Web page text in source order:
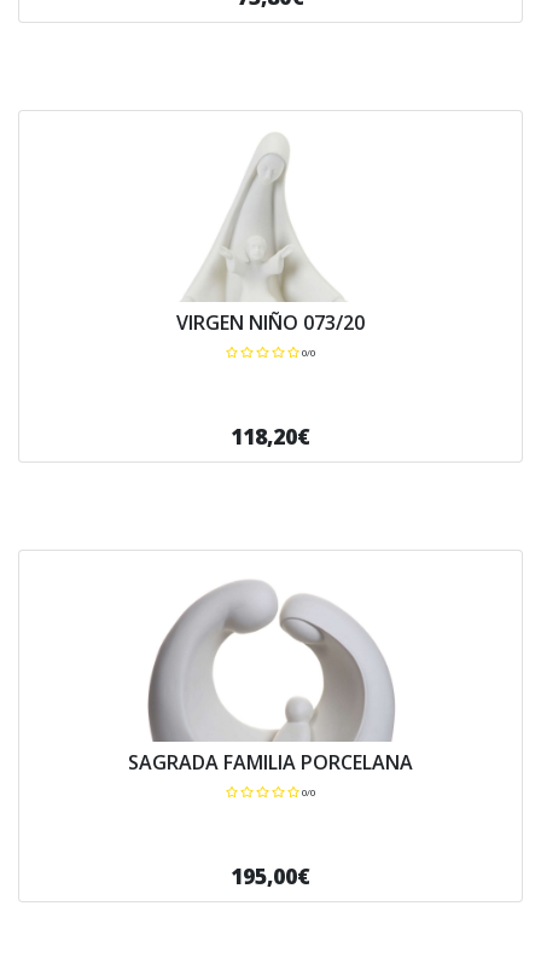
VIRGEN NIÑO 073/20
0/0
118,20€
SAGRADA FAMILIA PORCELANA
0/0
195,00€